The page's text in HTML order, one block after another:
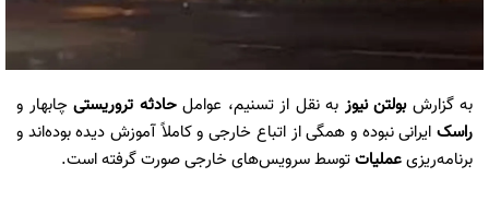
به گزارشبولتن نیوز به نقل از تسنیم، عواملحادثه تروریستی چابهار و
راسک ایرانی نبوده‌ و همگی از اتباع خارجی و کاملاً آموزش دیده بوده‌اند و
برنامه‌ریزیعملیاتتوسط سرویس‌های خارجی صورت گرفته است.